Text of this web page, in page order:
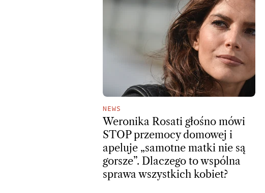
NEWS
Weronika Rosati głośno mówi
STOP przemocy domowej i
apeluje „samotne matki nie są
gorsze”. Dlaczego to wspólna
sprawa wszystkich kobiet?